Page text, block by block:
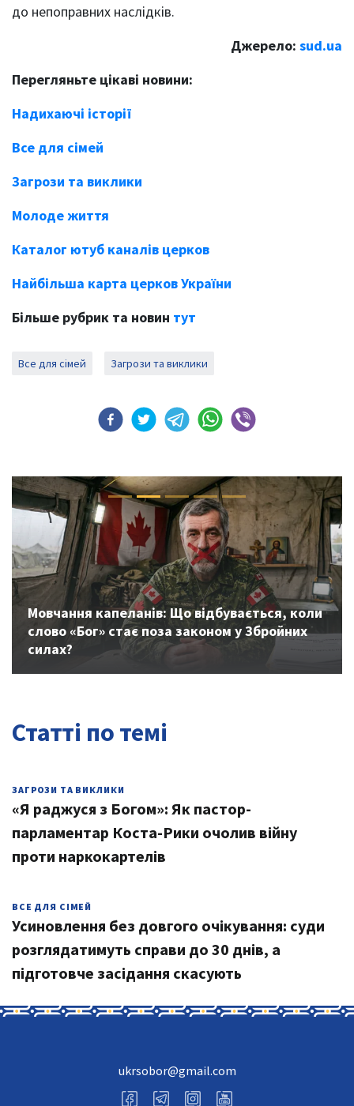
до непоправних наслідків.
Джерело: sud.ua
Перегляньте цікаві новини:
Надихаючі історії
Все для сімей
Загрози та виклики
Молоде життя
Каталог ютуб каналів церков
Найбільша карта церков України
Більше рубрик та новин тут
Все для сімей Загрози та виклики
Мовчання капеланів: Що відбувається, коли
слово «Бог» стає поза законом у Збройних
силах?
Previous Next
Статті по темі
ЗАГРОЗИ ТА ВИКЛИКИ
«Я раджуся з Богом»: Як пастор-
парламентар Коста-Рики очолив війну
проти наркокартелів
ВСЕ ДЛЯ СІМЕЙ
Усиновлення без довгого очікування: суди
розглядатимуть справи до 30 днів, а
підготовче засідання скасують
ukrsobor@gmail.com